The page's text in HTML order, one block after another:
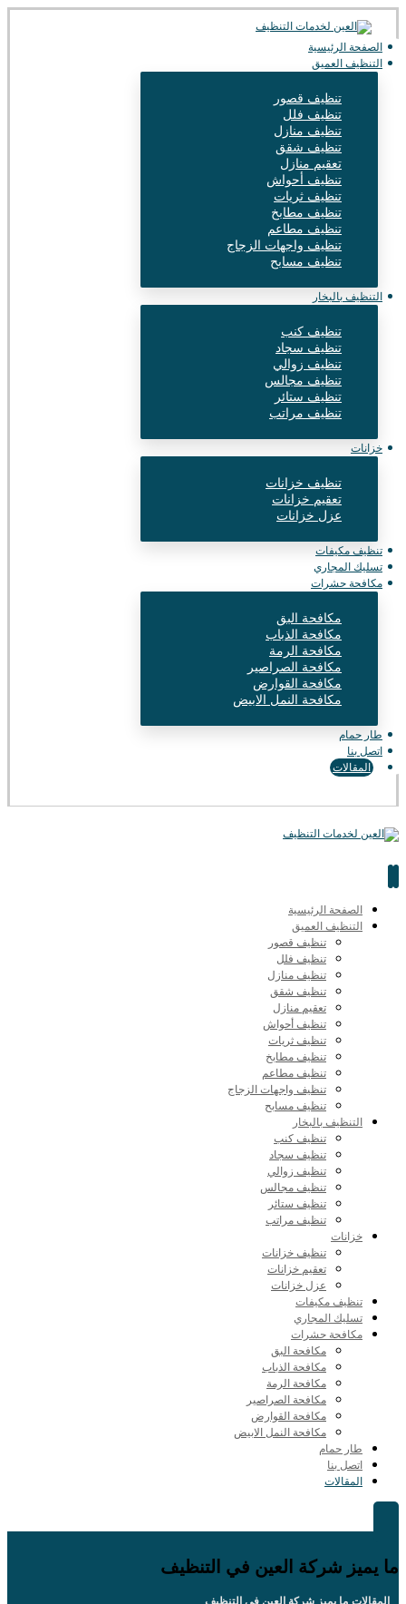
الصفحة الرئيسية
التنظيف العميق
تنظيف قصور
تنظيف فلل
تنظيف منازل
تنظيف شقق
تعقيم منازل
تنظيف أحواش
تنظيف ثريات
تنظيف مطابخ
تنظيف مطاعم
تنظيف واجهات الزجاج
تنظيف مسابح
التنظيف بالبخار
تنظيف كنب
تنظيف سجاد
تنظيف زوالي
تنظيف مجالس
تنظيف ستائر
تنظيف مراتب
خزانات
تنظيف خزانات
تعقيم خزانات
عزل خزانات
تنظيف مكيفات
تسليك المجاري
مكافحة حشرات
مكافحة البق
مكافحة الذباب
مكافحة الرمة
مكافحة الصراصير
مكافحة القوارض
مكافحة النمل الابيض
طار حمام
اتصل بنا
المقالات
الصفحة الرئيسية
التنظيف العميق
تنظيف قصور
تنظيف فلل
تنظيف منازل
تنظيف شقق
تعقيم منازل
تنظيف أحواش
تنظيف ثريات
تنظيف مطابخ
تنظيف مطاعم
تنظيف واجهات الزجاج
تنظيف مسابح
التنظيف بالبخار
تنظيف كنب
تنظيف سجاد
تنظيف زوالي
تنظيف مجالس
تنظيف ستائر
تنظيف مراتب
خزانات
تنظيف خزانات
تعقيم خزانات
عزل خزانات
تنظيف مكيفات
تسليك المجاري
مكافحة حشرات
مكافحة البق
مكافحة الذباب
مكافحة الرمة
مكافحة الصراصير
مكافحة القوارض
مكافحة النمل الابيض
طار حمام
اتصل بنا
المقالات
ما يميز شركة العين في التنظيف
المقالات ما يميز شركة العين في التنظيف